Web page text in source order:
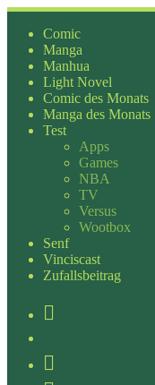
Zum
Inhalt
springen
Comic
Manga
Manhua
Light Novel
Comic des Monats
Manga des Monats
Test
Apps
Games
NBA
TV
Versus
Wootbox
Senf
Vinciscast
Zufallsbeitrag